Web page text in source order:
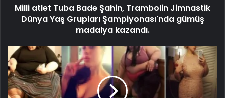
Milli atlet Tuba Bade Şahin, Trambolin Jimnastik
Dünya Yaş Grupları Şampiyonası'nda gümüş
madalya kazandı.